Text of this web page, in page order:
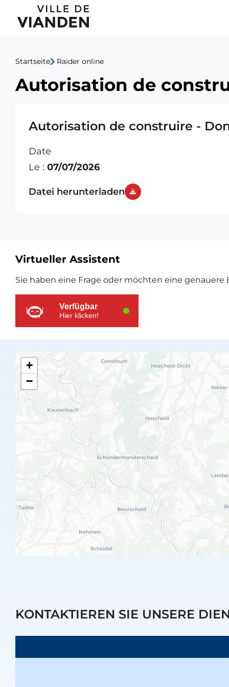
Autorisation
de
construire
Malva
Hauptnavigationsmenü
Startseite Raider online
Autorisation de
Autorisation de construire -
Date
Le : 07/07/2026
Datei herunterladen
Zusätzliche
Ressourcen
Virtueller Assistent
Sie haben eine Frage oder möchten eine
Verfügbar
Hier klicken!
+
−
KONTAKTIEREN SIE UNSERE